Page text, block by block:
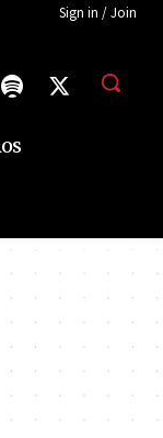
Sign in / Join